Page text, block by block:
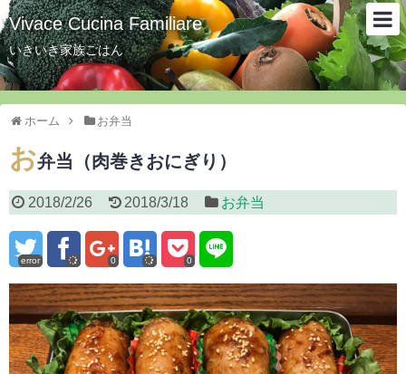
Vivace Cucina Familiare
いきいき家族ごはん
ホーム お弁当
お弁当（肉巻きおにぎり）
2018/2/26 2018/3/18 お弁当
error 0 0